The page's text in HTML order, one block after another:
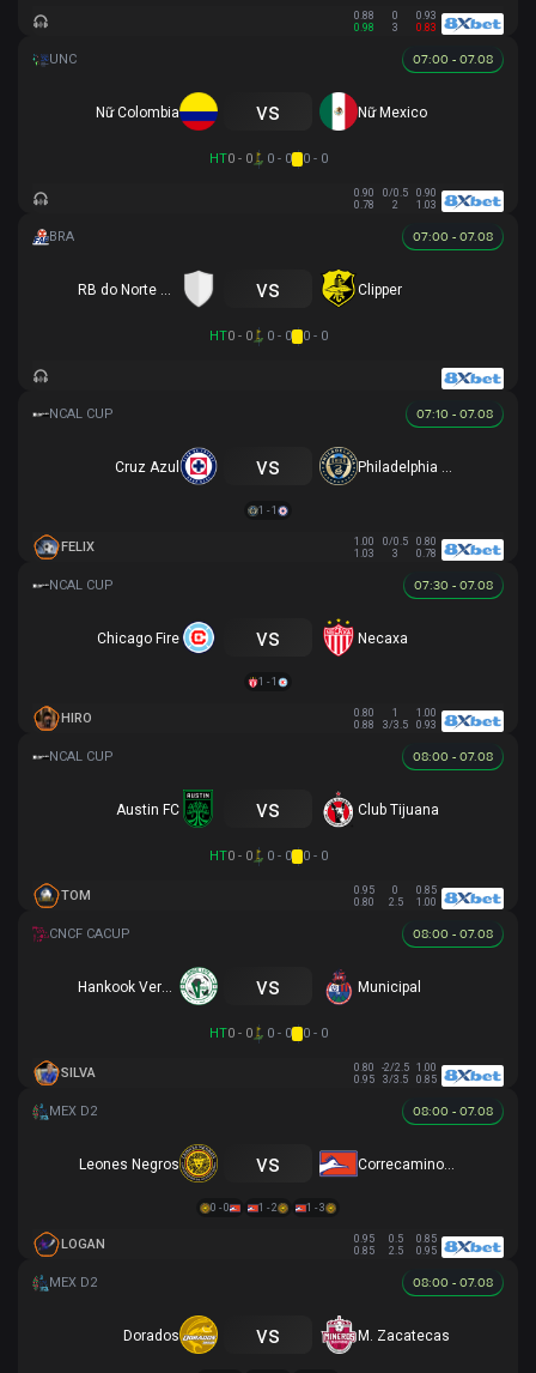
0.88 0
0.93
0.98
3 0.83
07:00 - 07.08
Nữ Colombia vs Nữ Mexico
HT0 - 0 0 - 0 0 - 0
0.90 0/0.5
0.90
0.78
2 1.03
07:00 - 07.08
vs Clipper
HT0 - 0 0 - 0 0 - 0
07:10 - 07.08
Cruz Azul vs
1 - 1
FELIX 1.00 0/0.5
0.80
1.03
3 0.78
07:30 - 07.08
Chicago Fire vs Necaxa
1 - 1
HIRO 0.80 1
1.00
0.88
3/3.5 0.93
08:00 - 07.08
Austin FC vs Club Tijuana
HT0 - 0 0 - 0 0 - 0
TOM 0.95 0
0.85
0.80
2.5 1.00
08:00 - 07.08
Hankook Verdes vs Municipal
HT0 - 0 0 - 0 0 - 0
SILVA 0.80 -2/2.5 1.00
0.95
3/3.5 0.85
08:00 - 07.08
Leones Negros vs Correcaminos de la U.A.T.
0 - 0 1 - 2 1 - 3
LOGAN 0.95 0.5
0.85
0.85
2.5 0.95
08:00 - 07.08
Dorados vs M. Zacatecas